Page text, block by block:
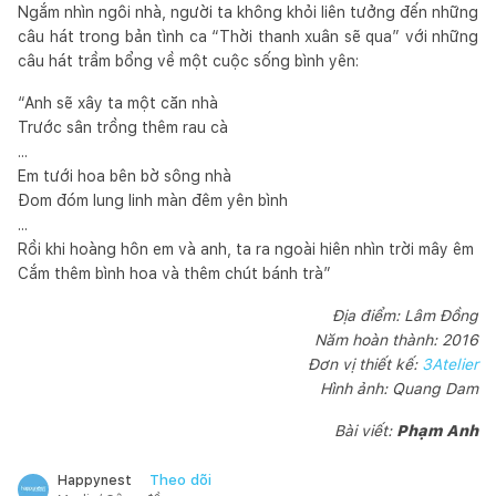
Ngắm nhìn ngôi nhà, người ta không khỏi liên tưởng đến những
câu hát trong bản tình ca “Thời thanh xuân sẽ qua” với những
câu hát trầm bổng về một cuộc sống bình yên:
“Anh sẽ xây ta một căn nhà
Trước sân trồng thêm rau cà
...
Em tưới hoa bên bờ sông nhà
Đom đóm lung linh màn đêm yên bình
...
Rồi khi hoàng hôn em và anh, ta ra ngoài hiên nhìn trời mây êm
Cắm thêm bình hoa và thêm chút bánh trà”
Địa điểm: Lâm Đồng
Năm hoàn thành: 2016
Đơn vị thiết kế: 3Atelier
Hình ảnh: Quang Dam
Bài viết: Phạm Anh
Happynest Theo dõi